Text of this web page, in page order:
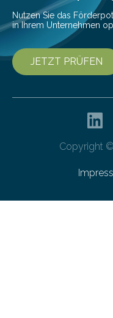
von 20…
Nutzen Sie das
in Ihrem Unternehmen
JETZT PRÜFEN
Copyright